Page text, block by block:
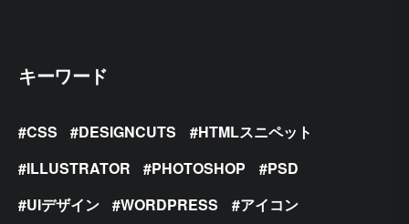
キーワード
CSS DESIGNCUTS
HTMLスニペット
ILLUSTRATOR
PHOTOSHOP
PSD
UIデザイン
WORDPRESS
アイコン